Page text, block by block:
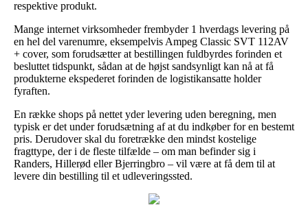
respektive produkt.
Mange internet virksomheder frembyder 1 hverdags levering på
en hel del varenumre, eksempelvis Ampeg Classic SVT 112AV
+ cover, som forudsætter at bestillingen fuldbyrdes forinden et
besluttet tidspunkt, sådan at de højst sandsynligt kan nå at få
produkterne ekspederet forinden de logistikansatte holder
fyraften.
En række shops på nettet yder levering uden beregning, men
typisk er det under forudsætning af at du indkøber for en bestemt
pris. Derudover skal du foretrække den mindst kostelige
fragttype, der i de fleste tilfælde – om man befinder sig i
Randers, Hillerød eller Bjerringbro – vil være at få dem til at
levere din bestilling til et udleveringssted.